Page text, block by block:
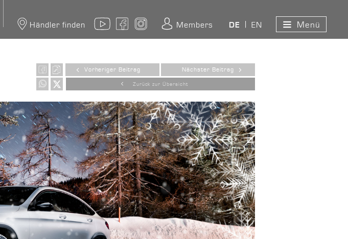
Händler finden YouTubeFacebookInstagramMembers DE EN Menü
Zurück zur Übersicht
Vorheriger Beitrag Nächster Beitrag